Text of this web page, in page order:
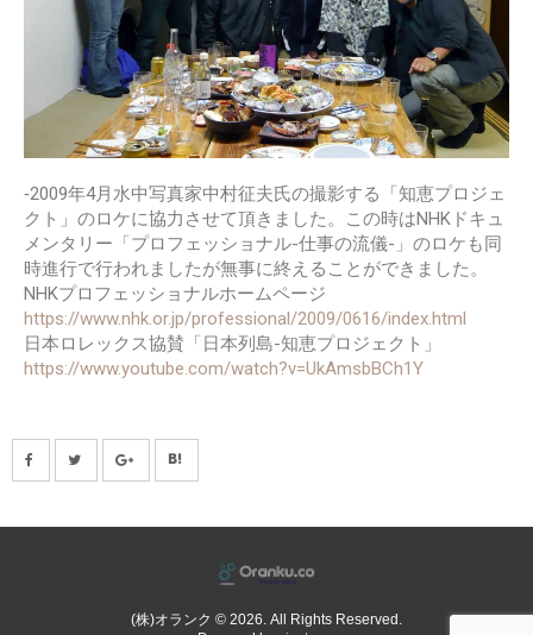
‐2009年4月水中写真家中村征夫氏の撮影する「知恵プロジェ
クト」のロケに協力させて頂きました。この時はNHKドキュ
メンタリー「プロフェッショナル-仕事の流儀-」のロケも同
時進行で行われましたが無事に終えることができました。
NHKプロフェッショナルホームページ
https://www.nhk.or.jp/professional/2009/0616/index.html
日本ロレックス協賛「日本列島-知恵プロジェクト」
https://www.youtube.com/watch?v=UkAmsbBCh1Y
(株)オランク © 2026. All Rights Reserved.